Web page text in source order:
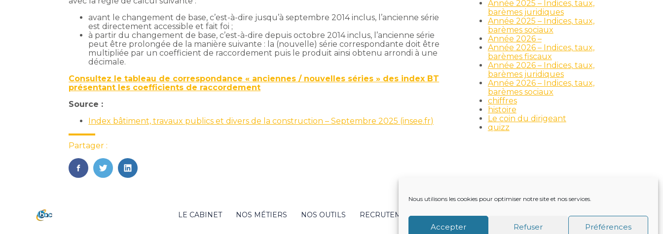
Nous utilisons les cookies pour optimiser notre site et nos services.
Accepter Refuser Préférences
avant le changement de base, c’est-à-dire jusqu’à septembre 2014 inclus, l’ancienne série
est directement accessible et fait foi ;
à partir du changement de base, c’est-à-dire depuis octobre 2014 inclus, l’ancienne série
peut être prolongée de la manière suivante : la (nouvelle) série correspondante doit être
multipliée par un coefficient de raccordement puis le produit ainsi obtenu arrondi à une
décimale.
Consultez le tableau de correspondance « anciennes / nouvelles séries » des index BT
présentant les coefficients de raccordement
Source :
Index bâtiment, travaux publics et divers de la construction – Septembre 2025 (insee.fr)
Partager :
FaceBook
TwitterLinkedIn
Année 2025 – Indices, taux,
barèmes juridiques
Année 2025 – Indices, taux,
barèmes sociaux
Année 2026 –
Année 2026 – Indices, taux,
barèmes fiscaux
Année 2026 – Indices, taux,
barèmes juridiques
Année 2026 – Indices, taux,
barèmes sociaux
chiffres
histoire
Le coin du dirigeant
quizz
Footer
LE CABINET NOS MÉTIERS NOS OUTILS RECRUTEMENT NOTRE ACTUALITÉ VIE DU CABINET CONTACT